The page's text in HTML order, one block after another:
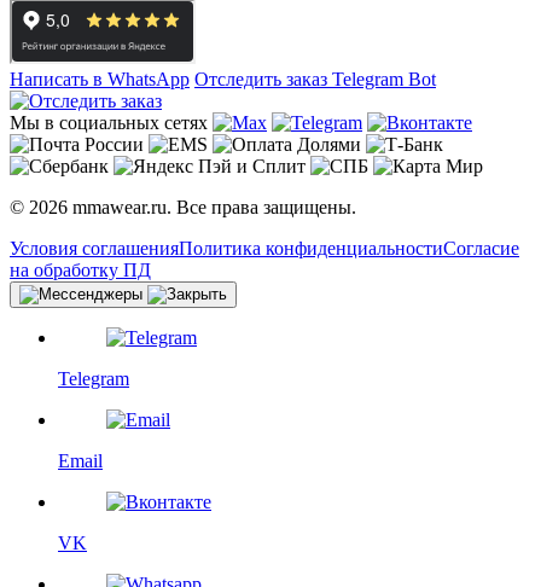
Написать в WhatsApp Отследить заказ Telegram Bot
Мы в социальных сетях
© 2026 mmawear.ru. Все права защищены.
Условия соглашенияПолитика конфиденциальностиСогласие
на обработку ПД
Telegram
Email
VK